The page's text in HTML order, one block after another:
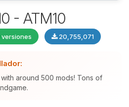
- ATM10
versiones 20,755,071
around 500 mods! Tons of